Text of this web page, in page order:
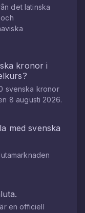
det latinska
kronor i
svenska kronor
8 augusti 2026.
medsvenska
en officiell